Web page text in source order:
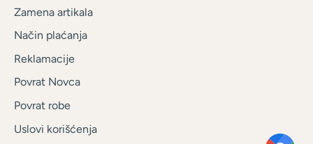
Zamena artikala
Način plaćanja
Reklamacije
Povrat Novca
Povrat robe
Uslovi korišćenja